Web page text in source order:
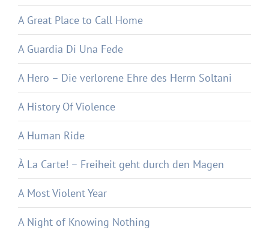
A Great Place to Call Home
A Guardia Di Una Fede
A Hero – Die verlorene Ehre des Herrn Soltani
A History Of Violence
A Human Ride
À La Carte! – Freiheit geht durch den Magen
A Most Violent Year
A Night of Knowing Nothing